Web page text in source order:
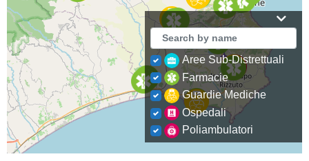
Aree Sub-Distrettuali
Farmacie
Guardie Mediche
Ospedali
Poliambulatori